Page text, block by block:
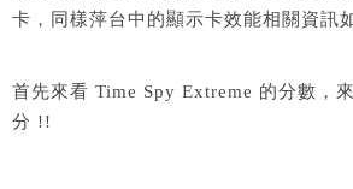
卡，同樣萍台中的顯示卡效能相關資訊
首先來看 Time Spy Extreme 的分數，
分 !!